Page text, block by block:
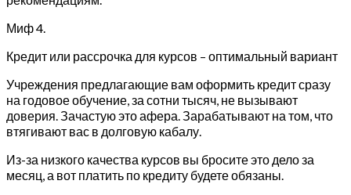
Миф 4.
Кредит или рассрочка для курсов – оптимальный вариант
Учреждения предлагающие вам оформить кредит сразу
на годовое обучение, за сотни тысяч, не вызывают
доверия. Зачастую это афера. Зарабатывают на том, что
втягивают вас в долговую кабалу.
Из-за низкого качества курсов вы бросите это дело за
месяц, а вот платить по кредиту будете обязаны.